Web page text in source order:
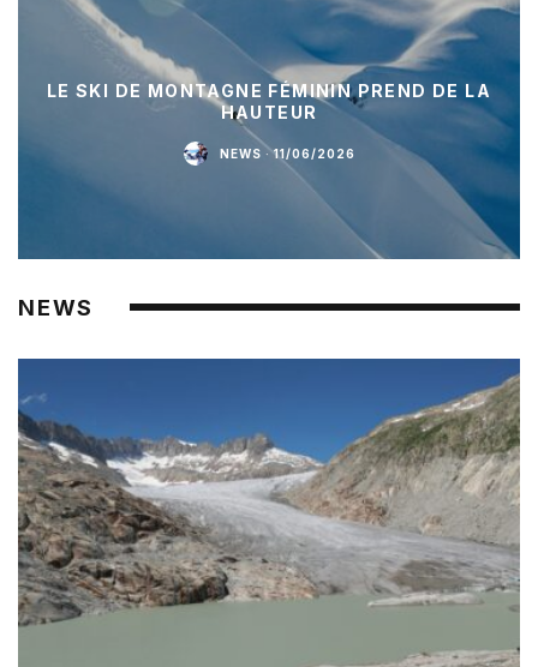
LE SKI DE MONTAGNE FÉMININ PREND DE LA
HAUTEUR
NEWS · 11/06/2026
NEWS